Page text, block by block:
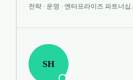
전략 · 운영 · 엔터프라이즈 파트너십.
SH